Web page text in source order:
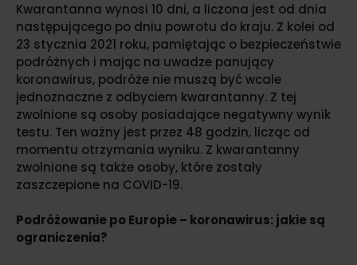
Kwarantanna wynosi 10 dni, a liczona jest od dnia
następującego po dniu powrotu do kraju. Z kolei od
23 stycznia 2021 roku, pamiętając o bezpieczeństwie
podróżnych i mając na uwadze panujący
koronawirus, podróże nie muszą być wcale
jednoznaczne z odbyciem kwarantanny. Z tej
zwolnione są osoby posiadające negatywny wynik
testu. Ten ważny jest przez 48 godzin, licząc od
momentu otrzymania wyniku. Z kwarantanny
zwolnione są także osoby, które zostały
zaszczepione na COVID-19.
Podróżowanie po Europie – koronawirus: jakie są
ograniczenia?